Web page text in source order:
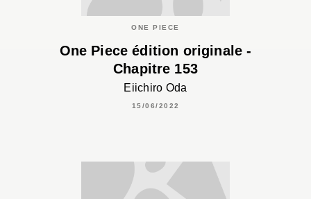
ONE PIECE
One Piece édition originale -
Chapitre 153
Eiichiro Oda
15/06/2022